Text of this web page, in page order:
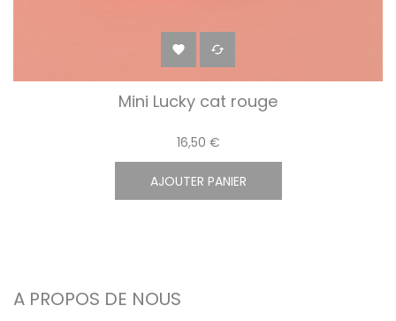
 
Mini Lucky cat rouge
16,50 €
AJOUTER PANIER
A PROPOS DE NOUS